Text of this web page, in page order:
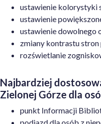
ustawienie kolorystyki
ustawienie
ustawienie dowolnego
zmiany kontrastu
rozświetlanie
Najbardziej
Zielonej Górze dla
punkt Informacji